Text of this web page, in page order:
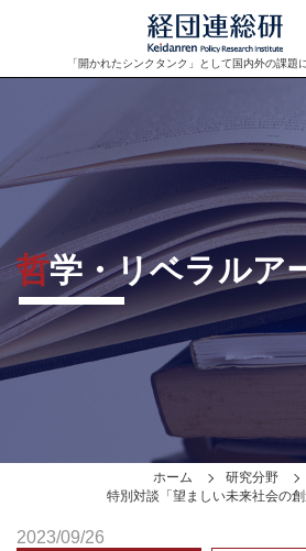
「開かれたシンクタンク」として国内外の課題
哲学・リベラルア
ホーム 研究分野
特別対談「望ましい未来社会の
2023/09/26